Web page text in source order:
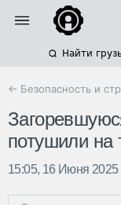
Найти
← Безопасность и
потушили на
15:05, 16 Июня 2025